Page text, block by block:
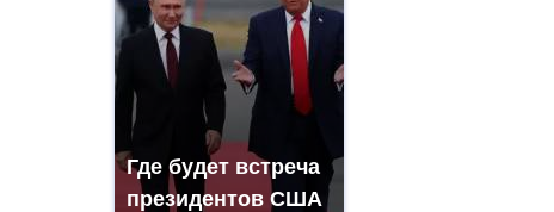
Где будет встреча
президентов США